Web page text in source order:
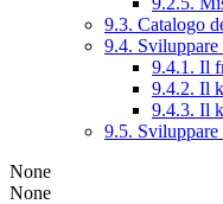
9.3. Catalogo
9.4. Sviluppare
9.4.1. Il
9.4.2. Il
9.4.3. Il
9.5.
None
None